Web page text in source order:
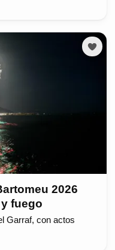
2026
fuego
Garraf, con actos